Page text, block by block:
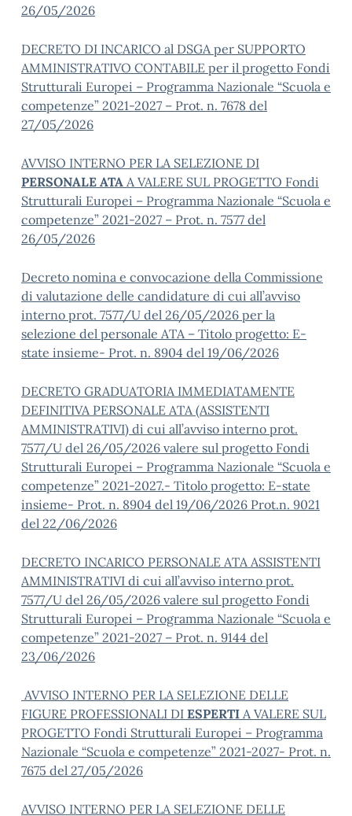
26/05/2026
DECRETO DI INCARICO al DSGA per SUPPORTO
AMMINISTRATIVO CONTABILE per il progetto Fondi
Strutturali Europei – Programma Nazionale “Scuola e
competenze” 2021-2027 – Prot. n. 7678 del
27/05/2026
AVVISO INTERNO PER LA SELEZIONE DI
PERSONALE ATA A VALERE SUL PROGETTO Fondi
Strutturali Europei – Programma Nazionale “Scuola e
competenze” 2021-2027 – Prot. n. 7577 del
26/05/2026
Decreto nomina e convocazione della Commissione
di valutazione delle candidature di cui all’avviso
interno prot. 7577/U del 26/05/2026 per la
selezione del personale ATA – Titolo progetto: E-
state insieme- Prot. n. 8904 del 19/06/2026
DECRETO GRADUATORIA IMMEDIATAMENTE
DEFINITIVA PERSONALE ATA (ASSISTENTI
AMMINISTRATIVI) di cui all’avviso interno prot.
7577/U del 26/05/2026 valere sul progetto Fondi
Strutturali Europei – Programma Nazionale “Scuola e
competenze” 2021-2027.- Titolo progetto: E-state
insieme- Prot. n. 8904 del 19/06/2026 Prot.n. 9021
del 22/06/2026
DECRETO INCARICO PERSONALE ATA ASSISTENTI
AMMINISTRATIVI di cui all’avviso interno prot.
7577/U del 26/05/2026 valere sul progetto Fondi
Strutturali Europei – Programma Nazionale “Scuola e
competenze” 2021-2027 – Prot. n. 9144 del
23/06/2026
AVVISO INTERNO PER LA SELEZIONE DELLE
FIGURE PROFESSIONALI DI ESPERTI A VALERE SUL
PROGETTO Fondi Strutturali Europei – Programma
Nazionale “Scuola e competenze” 2021-2027- Prot. n.
7675 del 27/05/2026
AVVISO INTERNO PER LA SELEZIONE DELLE